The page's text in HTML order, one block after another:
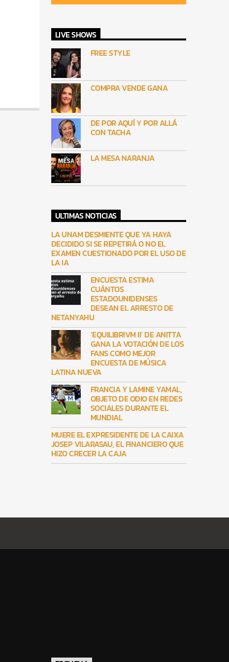
LIVE SHOWS
FREE STYLE
COMPRA VENDE GANA
DE POR AQUÍ Y POR ALLÁ
CON TACHA
LA MESA NARANJA
ULTIMAS NOTICIAS
LA UNAM DESMIENTE QUE YA HAYA
DECIDIDO SI SE REPETIRÁ O NO EL
EXAMEN CUESTIONADO POR EL USO DE
LA IA
ENCUESTA ESTIMA
CUÁNTOS
ESTADOUNIDENSES
DESEAN EL ARRESTO DE
NETANYAHU
‘EQUILIBRIVM II’ DE ANITTA
GANA LA VOTACIÓN DE LOS
FANS COMO MEJOR
ENCUESTA DE MÚSICA
LATINA NUEVA
FRANCIA Y LAMINE YAMAL,
OBJETO DE ODIO EN REDES
SOCIALES DURANTE EL
MUNDIAL
MUERE EL EXPRESIDENTE DE LA CAIXA
JOSEP VILARASAU, EL FINANCIERO QUE
HIZO CRECER LA CAJA